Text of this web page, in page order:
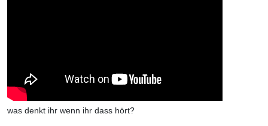
was denkt ihr wenn ihr dass hört?